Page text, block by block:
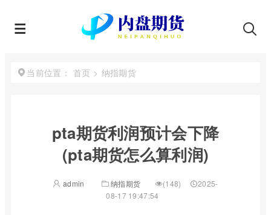
当前位置： 首页 > 纳指期货
pta期货利润预计会下降
(pta期货怎么算利润)
admin 纳指期货 (148)
2025-
08-17 19:47:54